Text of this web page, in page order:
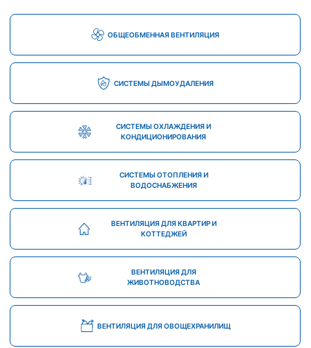
ОБЩЕОБМЕННАЯ ВЕНТИЛЯЦИЯ
СИСТЕМЫ ДЫМОУДАЛЕНИЯ
СИСТЕМЫ ОХЛАЖДЕНИЯ И
КОНДИЦИОНИРОВАНИЯ
СИСТЕМЫ ОТОПЛЕНИЯ И
ВОДОСНАБЖЕНИЯ
ВЕНТИЛЯЦИЯ ДЛЯ КВАРТИР И
КОТТЕДЖЕЙ
ВЕНТИЛЯЦИЯ ДЛЯ
ЖИВОТНОВОДСТВА
ВЕНТИЛЯЦИЯ ДЛЯ ОВОЩЕХРАНИЛИЩ